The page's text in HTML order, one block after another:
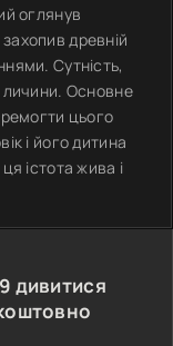
оглянув
древній
Сутність,
личини. Основне
цього
і його дитина
істота жива і
дивитися